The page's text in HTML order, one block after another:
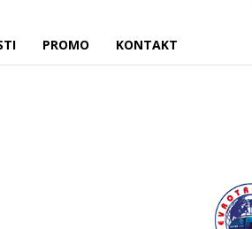
PROMO KONTAKT